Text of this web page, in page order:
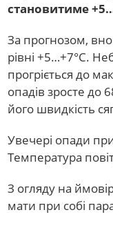
становитиме
За прогнозом,
рівні +5…+7°С.
прогріється до
опадів зросте до
його швидкість
Увечері опади
Температура
З огляду на
мати при собі